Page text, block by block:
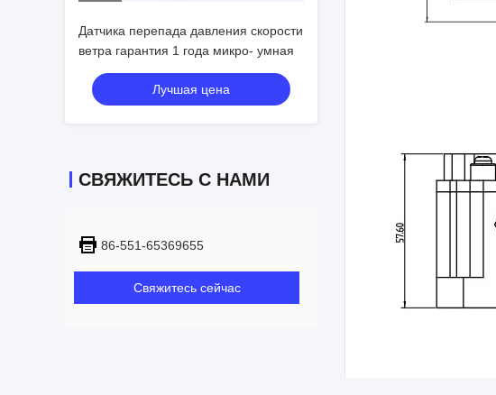
Датчика перепада давления скорости
ветра гарантия 1 года микро- умная
Лучшая цена
СВЯЖИТЕСЬ С НАМИ
86-551-65369655
Свяжитесь сейчас